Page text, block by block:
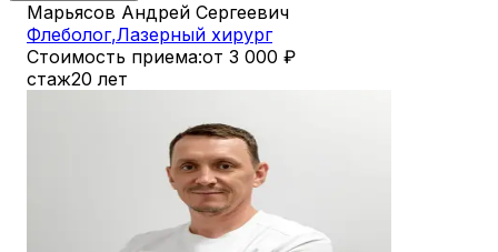
Марьясов Андрей Сергеевич
Флеболог,Лазерный хирург
Стоимость приема:от 3 000 ₽
стаж20 лет